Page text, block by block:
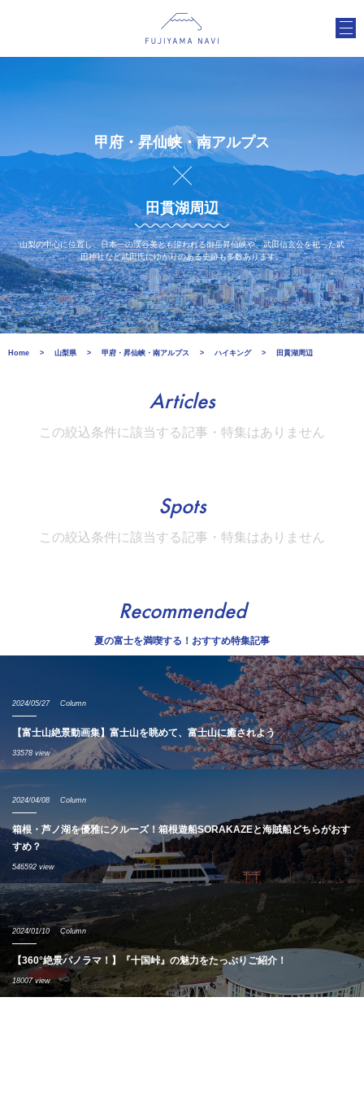
甲府・昇仙峡・南アルプス
田貫湖周辺
山梨の中心に位置し、日本一の渓谷美とも謳われる御岳昇仙峡や、武田信玄公を祀った武
田神社など武田氏にゆかりのある史跡も多数あります。
Home 山梨県 甲府・昇仙峡・南アルプス ハイキング 田貫湖周辺
Articles
この絞込条件に該当する記事・特集はありません
Spots
この絞込条件に該当する記事・特集はありません
Recommended
夏の富士を満喫する！おすすめ特集記事
2024/05/27 Column
【富士山絶景動画集】富士山を眺めて、富士山に癒されよう
33578 view
2024/04/08 Column
箱根・芦ノ湖を優雅にクルーズ！箱根遊船SORAKAZEと海賊船どちらがおす
すめ？
546592 view
2024/01/10 Column
【360°絶景パノラマ！】『十国峠』の魅力をたっぷりご紹介！
18007 view